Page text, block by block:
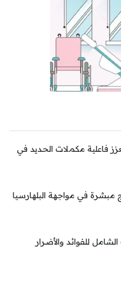
فاعلية مكملات الحديد في
مبشرة في مواجهة البلهارسيا
للفوائد والأضرار